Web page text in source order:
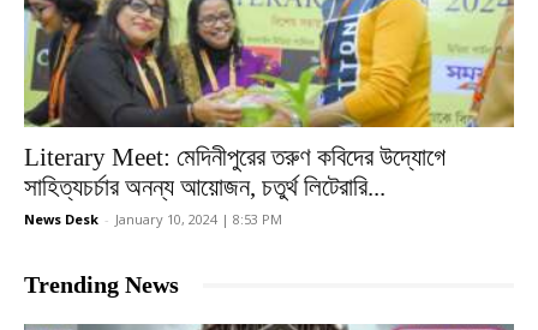
Literary Meet: মেদিনীপুরের তরুণ কবিদের উদ্যোগে
সাহিত্যচর্চার অনন্য আয়োজন, চতুর্থ লিটেরারি...
News Desk - January 10, 2024 | 8:53 PM
Trending News